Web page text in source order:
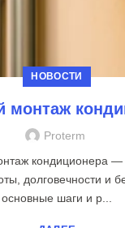
НОВОСТИ
монтаж
Proterm
кондиционера —
долговечности и
основные шаги и р...